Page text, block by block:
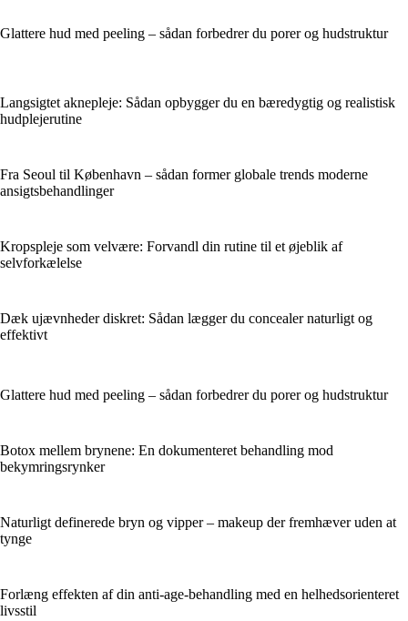
Glattere hud med peeling – sådan forbedrer du porer og hudstruktur
Langsigtet aknepleje: Sådan opbygger du en bæredygtig og realistisk
hudplejerutine
Fra Seoul til København – sådan former globale trends moderne
ansigtsbehandlinger
Kropspleje som velvære: Forvandl din rutine til et øjeblik af
selvforkælelse
Dæk ujævnheder diskret: Sådan lægger du concealer naturligt og
effektivt
Glattere hud med peeling – sådan forbedrer du porer og hudstruktur
Botox mellem brynene: En dokumenteret behandling mod
bekymringsrynker
Naturligt definerede bryn og vipper – makeup der fremhæver uden at
tynge
Forlæng effekten af din anti-age-behandling med en helhedsorienteret
livsstil